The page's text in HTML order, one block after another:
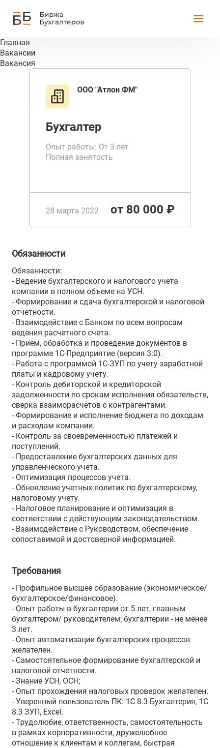
Главная
Вакансии
Вакансия
ООО "Атлон ФМ"
Бухгалтер
Опыт работы: От 3 лет
Полная занятость
28 марта 2022 от 80 000 ₽
Обязанности
Обязанности:
- Ведение бухгалтерского и налогового учета
компании в полном объеме на УСН.
- Формирование и сдача бухгалтерской и налоговой
отчетности.
- Взаимодействие с Банком по всем вопросам
ведения расчетного счета.
- Прием, обработка и проведение документов в
программе 1С-Предприятие (версия 3:0).
- Работа с программой 1С-ЗУП по учету заработной
платы и кадровому учету.
- Контроль дебиторской и кредиторской
задолженности по срокам исполнения обязательств,
сверка взаиморасчетов с контрагентами.
- Формирование и исполнение бюджета по доходам
и расходам компании.
- Контроль за своевременностью платежей и
поступлений.
- Предоставление бухгалтерских данных для
управленческого учета.
- Оптимизация процессов учета.
- Обновление учетных политик по бухгалтерскому,
налоговому учету.
- Налоговое планирование и оптимизация в
соответствии с действующим законодательством.
- Взаимодействие с Руководством, обеспечение
сопоставимой и достоверной информацией.
Требования
- Профильное высшее образование (экономическое/
бухгалтерское/финансовое).
- Опыт работы в бухгалтерии от 5 лет, главным
бухгалтером/ руководителем; бухгалтерии - не менее
3 лет.
- Опыт автоматизации бухгалтерских процессов
желателен.
- Самостоятельное формирование бухгалтерской и
налоговой отчетности.
- Знание УСН, ОСН;
- Опыт прохождения налоговых проверок желателен.
- Уверенный пользователь ПК: 1С 8.3 Бухгалтерия, 1С
8.3 ЗУП, Excel.
- Трудолюбие, ответственность, самостоятельность
в рамках корпоративности, дружелюбное
отношение к клиентам и коллегам, быстрая